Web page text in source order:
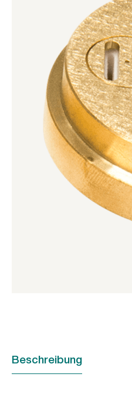
Beschreibung